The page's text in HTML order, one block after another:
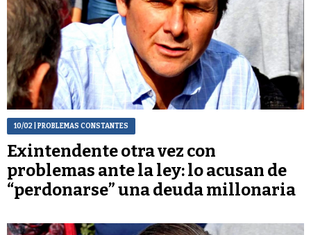
10/02 | PROBLEMAS CONSTANTES
Exintendente otra vez con
problemas ante la ley: lo acusan de
“perdonarse” una deuda millonaria